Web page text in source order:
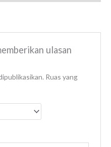
ulasan
Ruas yang